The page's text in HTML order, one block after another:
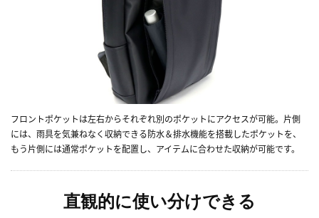
フロントポケットは左右からそれぞれ別のポケットにアクセスが可能。片側
には、雨具を気兼ねなく収納できる防水＆排水機能を搭載したポケットを、
もう片側には通常ポケットを配置し、アイテムに合わせた収納が可能です。
直観的に使い分けできる